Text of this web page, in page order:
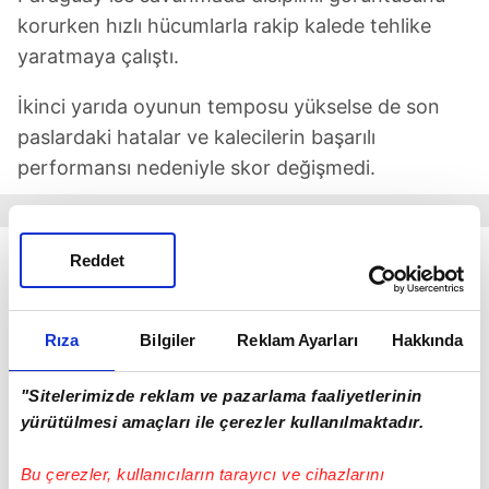
Rıza Bilgiler Reklam Ayarları Hakkında
"Sitelerimizde reklam ve pazarlama faaliyetlerinin
yürütülmesi amaçları ile çerezler kullanılmaktadır.
Bu çerezler, kullanıcıların tarayıcı ve cihazlarını
Reddet
korurken hızlı hücumlarla rakip kalede tehlike
yaratmaya çalıştı.
İkinci yarıda oyunun temposu yükselse de son
paslardaki hatalar ve kalecilerin başarılı
performansı nedeniyle skor değişmedi.